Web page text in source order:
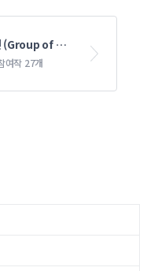
(Group of
여작 27개